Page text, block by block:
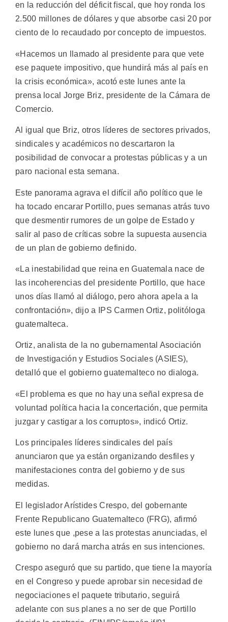
en la reducción del déficit fiscal, que hoy ronda los
2.500 millones de dólares y que absorbe casi 20 por
ciento de lo recaudado por concepto de impuestos.
«Hacemos un llamado al presidente para que vete
ese paquete impositivo, que hundirá más al país en
la crisis económica», acotó este lunes ante la
prensa local Jorge Briz, presidente de la Cámara de
Comercio.
Al igual que Briz, otros líderes de sectores privados,
sindicales y académicos no descartaron la
posibilidad de convocar a protestas públicas y a un
paro nacional esta semana.
Este panorama agrava el difícil año político que le
ha tocado encarar Portillo, pues semanas atrás tuvo
que desmentir rumores de un golpe de Estado y
salir al paso de críticas sobre la supuesta ausencia
de un plan de gobierno definido.
«La inestabilidad que reina en Guatemala nace de
las incoherencias del presidente Portillo, que hace
unos días llamó al diálogo, pero ahora apela a la
confrontación», dijo a IPS Carmen Ortiz, politóloga
guatemalteca.
Ortiz, analista de la no gubernamental Asociación
de Investigación y Estudios Sociales (ASIES),
detalló que el gobierno guatemalteco no dialoga.
«El problema es que no hay una señal expresa de
voluntad política hacia la concertación, que permita
juzgar y castigar a los corruptos», indicó Ortiz.
Los principales líderes sindicales del país
anunciaron que ya están organizando desfiles y
manifestaciones contra del gobierno y de sus
medidas.
El legislador Arístides Crespo, del gobernante
Frente Republicano Guatemalteco (FRG), afirmó
este lunes que ,pese a las protestas anunciadas, el
gobierno no dará marcha atrás en sus intenciones.
Crespo aseguró que su partido, que tiene la mayoría
en el Congreso y puede aprobar sin necesidad de
negociaciones el paquete tributario, seguirá
adelante con sus planes a no ser de que Portillo